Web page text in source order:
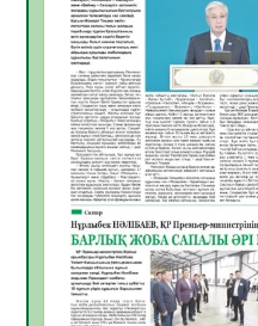
Қазақстан Орталық
қолайлы ел атанды
05.08.2026
Өрт қауіпсіздігі
азаматтың міндеті
05.08.2026
Руслан Рүстемұлы
кеңесшісі болып
05.08.2026
Цифрландыру